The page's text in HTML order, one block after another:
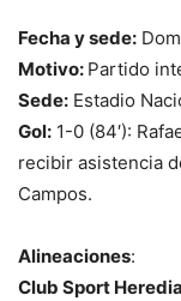
Fecha y sede:
Motivo: Partido
Sede: Estadio
Gol: 1-0 (84′):
recibir asistencia
Campos.
Alineaciones:
Club Sport